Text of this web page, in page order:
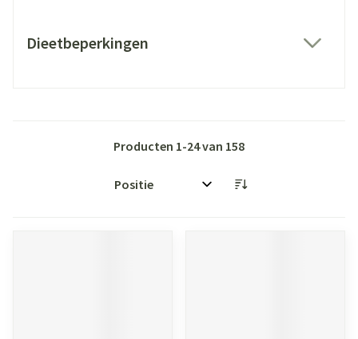
Dieetbeperkingen
Producten 1-24van 158
Sorteer op: